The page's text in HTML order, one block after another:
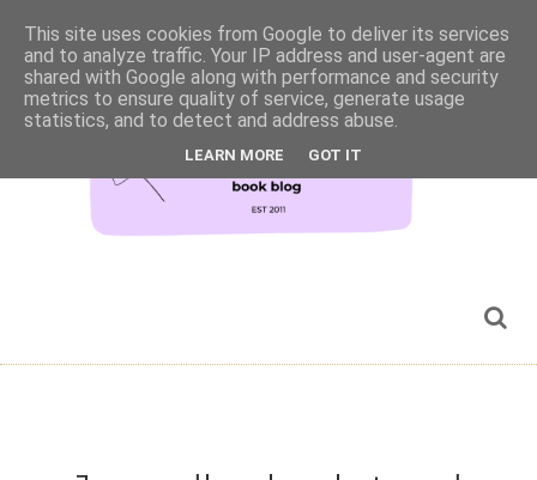
This site uses cookies from Google to deliver its services
and to analyze traffic. Your IP address and user-agent are
shared with Google along with performance and security
metrics to ensure quality of service, generate usage
statistics, and to detect and address abuse.
LEARN MORE GOT IT